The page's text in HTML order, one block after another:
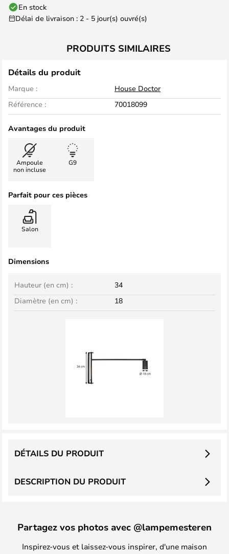
En stock
Délai de livraison : 2 - 5 jour(s) ouvré(s)
PRODUITS SIMILAIRES
Détails du produit
Marque :
House Doctor
Référence :
70018099
Avantages du produit
Ampoule
non incluse
G9
Parfait pour ces pièces
Salon
Dimensions
Hauteur (en cm) :
34
Diamètre (en cm) :
18
DESCRIPTION DU PRODUIT
DÉTAILS DU PRODUIT
Partagez vos photos avec @lampemesteren
Inspirez-vous et laissez-vous inspirer, d'une maison